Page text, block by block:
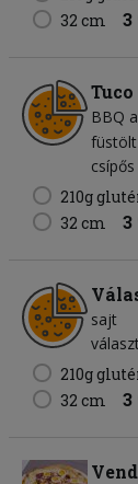
32 cm 3
BBQ
210g
32 cm 3
sajt
210g
32 cm 3